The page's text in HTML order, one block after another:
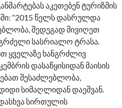
აკეთებენ ტურიზმის
“2015 წელს დასრულდა
შედეგად მივიღეთ
სასრიალო ტრასა.
ყველაზე ხანგრძლივ
დასაწყისიდან მაისის
შესაძლებლობა,
სიმაღლიდან დაეშვან.
სირთულის